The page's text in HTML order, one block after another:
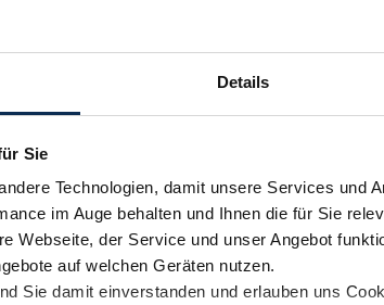
Details
Sie
Technologien, damit unsere Services und
im Auge behalten und Ihnen die für Sie
Webseite, der Service und unser Angebot
auf welchen Geräten nutzen.
Sie damit einverstanden und erlauben uns